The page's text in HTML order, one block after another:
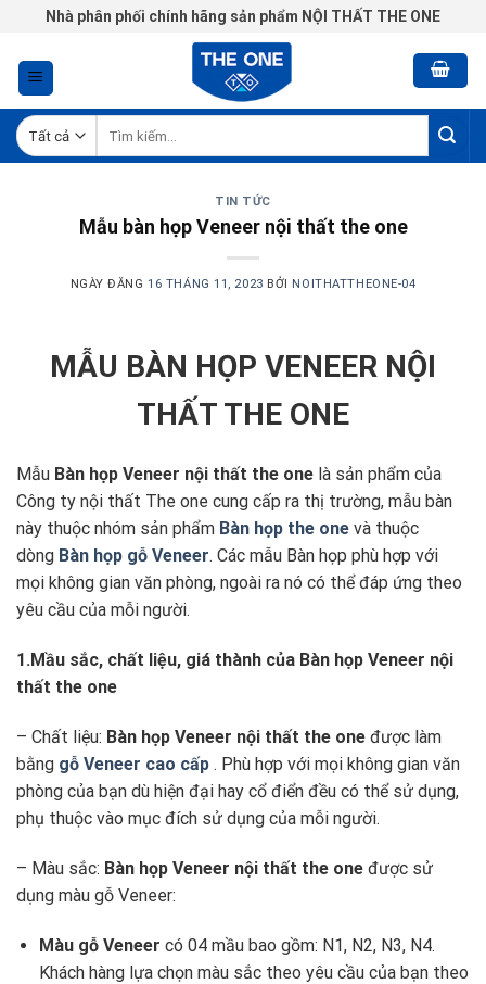
Chuyển
nội
dung
Nhà phân phối chính hãng sản phẩm NỘI THẤT THE ONE
kiếm:
TIN TỨC
Mẫu bàn họp Veneer nội thất the one
NGÀY ĐĂNG16 THÁNG 11, 2023 BỞI NOITHATTHEONE-04
MẪU BÀN HỌP VENEER NỘI
THẤT THE ONE
Mẫu Bàn họp Veneer nội thất the one là sản phẩm của
Công ty nội thất The one cung cấp ra thị trường, mẫu bàn
này thuộc nhóm sản phẩm Bàn họp the one và thuộc
dòng Bàn họp gỗ Veneer. Các mẫu Bàn họp phù hợp với
mọi không gian văn phòng, ngoài ra nó có thể đáp ứng theo
yêu cầu của mỗi người.
1.Mầu sắc, chất liệu, giá thành của Bàn họp Veneer nội
thất the one
– Chất liệu: Bàn họp Veneer nội thất the one được làm
bằng gỗ Veneer cao cấp . Phù hợp với mọi không gian văn
phòng của bạn dù hiện đại hay cổ điển đều có thể sử dụng,
phụ thuộc vào mục đích sử dụng của mỗi người.
– Màu sắc: Bàn họp Veneer nội thất the one được sử
dụng màu gỗ Veneer:
Màu gỗ Veneer có 04 mầu bao gồm: N1, N2, N3, N4.
Khách hàng lựa chọn màu sắc theo yêu cầu của bạn theo